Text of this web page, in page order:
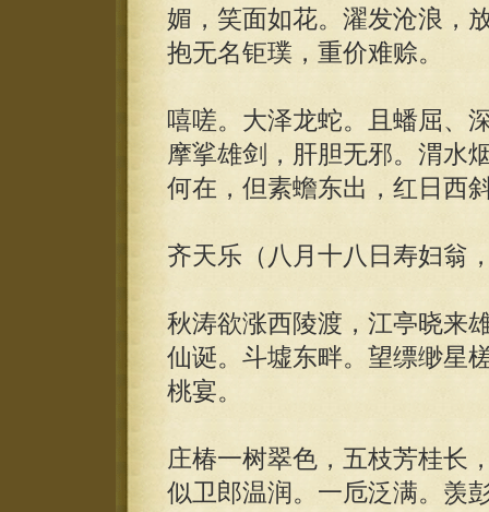
媚，笑面如花。濯发沧浪，
抱无名钜璞，重价难赊。
嘻嗟。大泽龙蛇。且蟠屈、
摩挲雄剑，肝胆无邪。渭水
何在，但素蟾东出，红日西
齐天乐（八月十八日寿妇翁
秋涛欲涨西陵渡，江亭晓来
仙诞。斗墟东畔。望缥缈星
桃宴。
庄椿一树翠色，五枝芳桂长
似卫郎温润。一卮泛满。羡